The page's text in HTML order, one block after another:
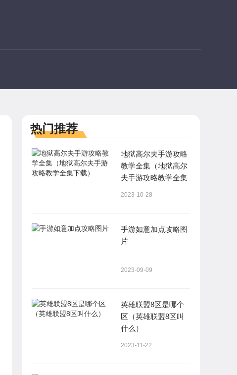
热门推荐
地狱高尔夫手游攻略
教学全集（地狱高尔
夫手游攻略教学全集
2023-10-28
手游如意加点攻略图
片
2023-09-09
英雄联盟8区是哪个
区（英雄联盟8区叫
什么）
2023-11-22